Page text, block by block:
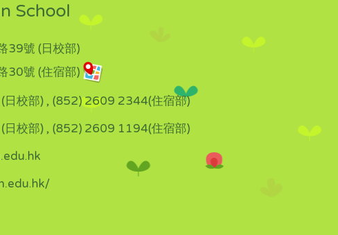
School
39號 (日校部)
30號 (住宿部)
校部) , (852) 2609 2344(住宿部)
校部) , (852) 2609 1194(住宿部)